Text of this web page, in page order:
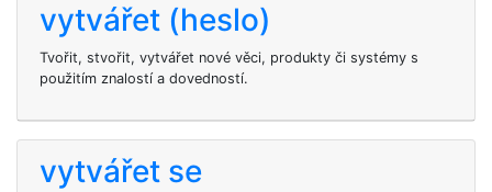
vytvářet (heslo)
Tvořit, stvořit, vytvářet nové věci, produkty či systémy s
použitím znalostí a dovedností.
vytvářet se